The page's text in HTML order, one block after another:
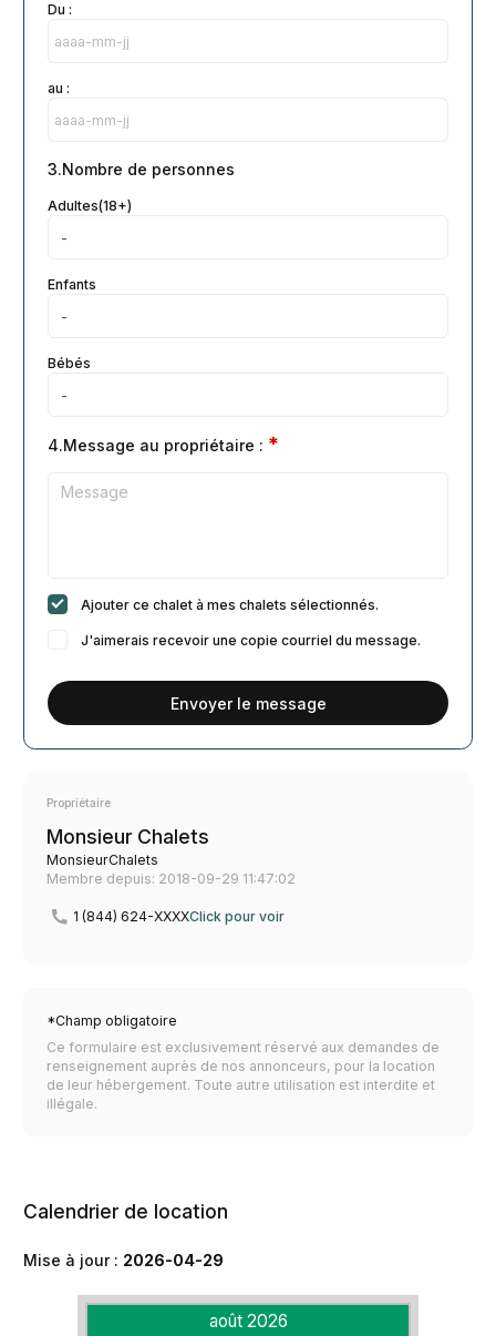
Propriétaire
Monsieur Chalets
MonsieurChalets
Membre depuis: 2018-09-29 11:47:02
1 (844) 624-XXXXClick pour voir
*Champ obligatoire
Ce formulaire est exclusivement réservé aux demandes de
renseignement auprès de nos annonceurs, pour la location
de leur hébergement. Toute autre utilisation est interdite et
illégale.
Du :
au :
3.Nombre de personnes
Adultes(18+)
Enfants
Bébés
4.Message au propriétaire : *
Ajouter ce chalet à mes chalets sélectionnés.
J'aimerais recevoir une copie courriel du message.
Envoyer le message
Calendrier de location
Mise à jour : 2026-04-29
août 2026